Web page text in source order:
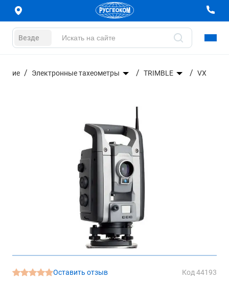
Везде
Электронные тахеометры TRIMBLE VX
Оставить отзыв Код 44193